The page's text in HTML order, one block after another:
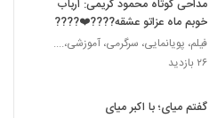
مداحی کوتاه محمود کریمی: ارباب
خوبم ماه عزاتو عشقه????❤️????
فیلم، پویانمایی، سرگرمی، آموزشی،....
۲۶ بازدید
گفتم میای؛ با اکبر میای